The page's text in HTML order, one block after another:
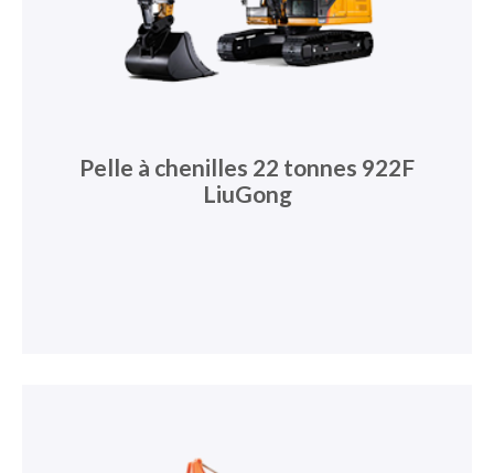
Pelle à chenilles 22 tonnes 922F
LiuGong